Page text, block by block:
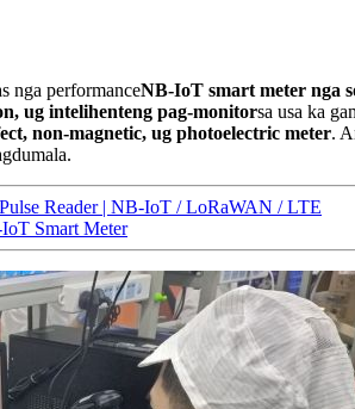
nga performanceNB-IoT smart meter nga
ug intelihenteng pag-monitorsa usa ka
non-magnetic, ug photoelectric meter.
Reader | NB-IoT / LoRaWAN / LTE
Smart Meter